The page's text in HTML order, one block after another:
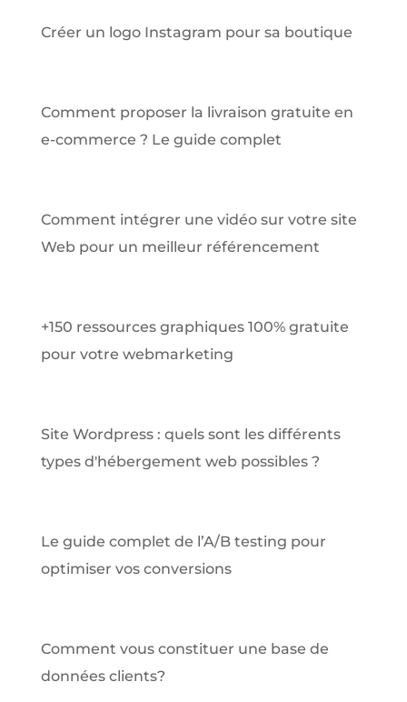
Créer un logo Instagram pour sa boutique
Comment proposer la livraison gratuite en
e-commerce ? Le guide complet
Comment intégrer une vidéo sur votre site
Web pour un meilleur référencement
+150 ressources graphiques 100% gratuite
pour votre webmarketing
Site Wordpress : quels sont les différents
types d'hébergement web possibles ?
Le guide complet de l’A/B testing pour
optimiser vos conversions
Comment vous constituer une base de
données clients?